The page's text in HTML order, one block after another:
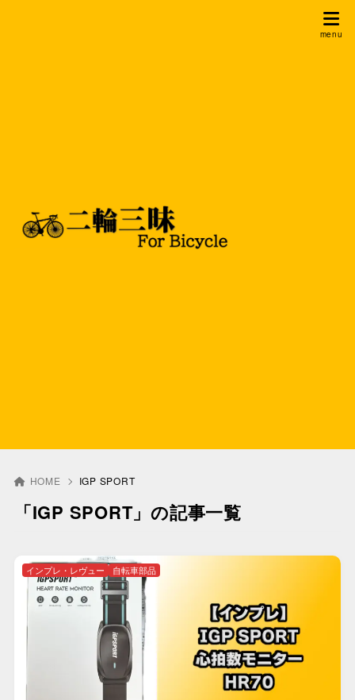
HOME IGP SPORT
「IGP SPORT」の記事一覧
インプレ・レヴュー 自転車部品